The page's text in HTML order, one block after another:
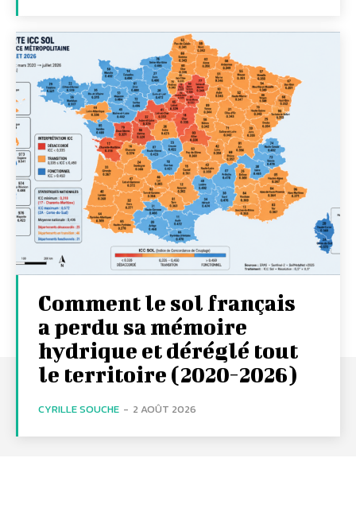
Comment le sol français
a perdu sa mémoire
hydrique et déréglé tout
le territoire (2020-2026)
CYRILLE SOUCHE - 2 AOÛT 2026